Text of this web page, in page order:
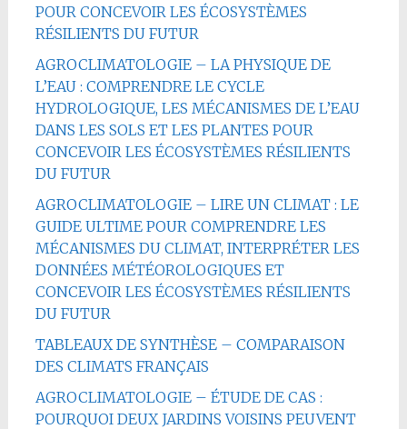
POUR CONCEVOIR LES ÉCOSYSTÈMES
RÉSILIENTS DU FUTUR
AGROCLIMATOLOGIE – LA PHYSIQUE DE
L’EAU : COMPRENDRE LE CYCLE
HYDROLOGIQUE, LES MÉCANISMES DE L’EAU
DANS LES SOLS ET LES PLANTES POUR
CONCEVOIR LES ÉCOSYSTÈMES RÉSILIENTS
DU FUTUR
AGROCLIMATOLOGIE – LIRE UN CLIMAT : LE
GUIDE ULTIME POUR COMPRENDRE LES
MÉCANISMES DU CLIMAT, INTERPRÉTER LES
DONNÉES MÉTÉOROLOGIQUES ET
CONCEVOIR LES ÉCOSYSTÈMES RÉSILIENTS
DU FUTUR
TABLEAUX DE SYNTHÈSE – COMPARAISON
DES CLIMATS FRANÇAIS
AGROCLIMATOLOGIE – ÉTUDE DE CAS :
POURQUOI DEUX JARDINS VOISINS PEUVENT